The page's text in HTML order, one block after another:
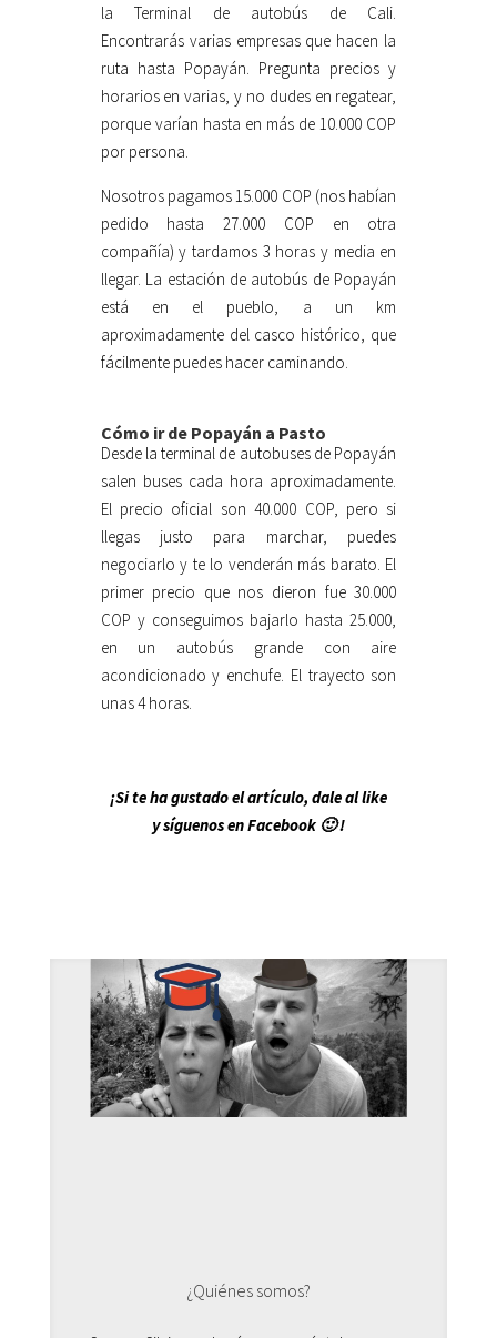
la Terminal de autobús de Cali.
Encontrarás varias empresas que hacen la
ruta hasta Popayán. Pregunta precios y
horarios en varias, y no dudes en regatear,
porque varían hasta en más de 10.000 COP
por persona.
Nosotros pagamos 15.000 COP (nos habían
pedido hasta 27.000 COP en otra
compañía) y tardamos 3 horas y media en
llegar. La estación de autobús de Popayán
está en el pueblo, a un km
aproximadamente del casco histórico, que
fácilmente puedes hacer caminando.
Cómo ir de Popayán a Pasto
Desde la terminal de autobuses de Popayán
salen buses cada hora aproximadamente.
El precio oficial son 40.000 COP, pero si
llegas justo para marchar, puedes
negociarlo y te lo venderán más barato. El
primer precio que nos dieron fue 30.000
COP y conseguimos bajarlo hasta 25.000,
en un autobús grande con aire
acondicionado y enchufe. El trayecto son
unas 4 horas.
¡Si te ha gustado el artículo, dale al like
y síguenos en Facebook 🙂 !
¿Quiénes somos?